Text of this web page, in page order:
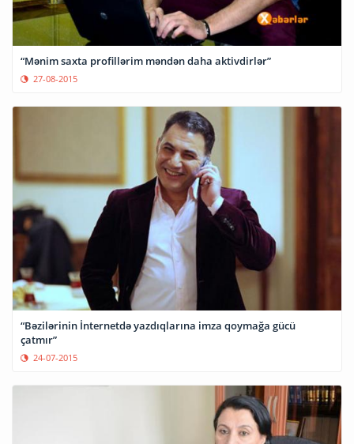
“Mənim saxta profillərim məndən daha aktivdirlər”
27-08-2015
“Bəzilərinin İnternetdə yazdıqlarına imza qoymağa gücü
çatmır”
24-07-2015